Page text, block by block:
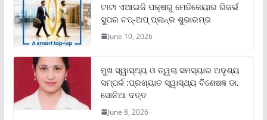
ଟାଟା ଏଆଇଜି ପକ୍ଷରୁ ମେଡିକେୟାର ରିଜର୍ଭ
ସୁପର ଟପ୍‌-ଅପ୍ ପ୍ଲାନ୍‌ର ଶୁଭାରମ୍ଭ
June 10, 2026
ମୁଖ ସ୍ୱାସ୍ଥ୍ୟ ଓ ତ୍ୱଚା ସମସ୍ୟାର ଅଦୃଶ୍ୟ
ସମ୍ପର୍କ :ପ୍ରଖ୍ୟାତ ସ୍ୱାସ୍ଥ୍ୟ ବିଶେଷଜ୍ଞ ଡା.
ସୋନିଆ ଦତ୍ତ
June 8, 2026